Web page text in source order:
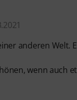
anderen
wenn auch